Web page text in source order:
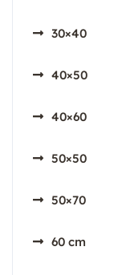
30×40
40×50
40×60
50×50
50×70
60 cm